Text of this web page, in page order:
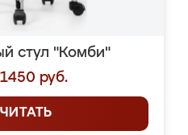
стул "Комби"
руб.